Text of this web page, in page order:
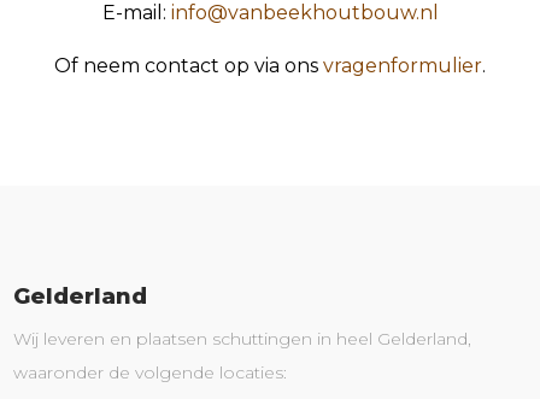
E-mail: info@vanbeekhoutbouw.nl
Of neem contact op via ons vragenformulier.
Gelderland
Wij leveren en plaatsen schuttingen in heel Gelderland,
waaronder de volgende locaties: